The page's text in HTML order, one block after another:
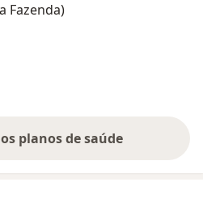
Fazenda)
planos de saúde